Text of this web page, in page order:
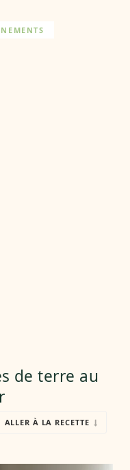
de terre au
ALLER À LA RECETTE